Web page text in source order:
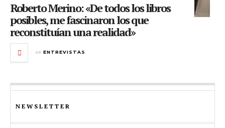
Roberto Merino: «De todos los libros
posibles, me fascinaron los que
reconstituían una realidad»
en ENTREVISTAS
NEWSLETTER